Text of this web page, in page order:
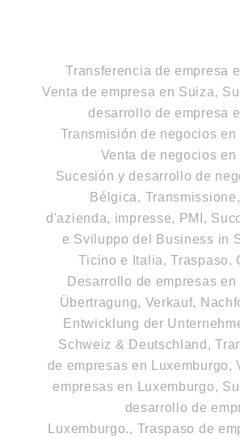
Transferencia de empresa
Venta de empresa en Suiza,
desarrollo de empresa
Transmisión de negocios en
Venta de negocios en
Sucesión y desarrollo de
Bélgica,
d'azienda, impresse, PMI,
e Sviluppo del Business in
Ticino e Italia,Traspaso,
Desarrollo de empresas en
Übertragung, Verkauf,
Entwicklung der
Schweiz & Deutschland ,
de empresas en Luxemburgo,
empresas en Luxemburgo,
desarrollo de
Luxemburgo., Traspaso de